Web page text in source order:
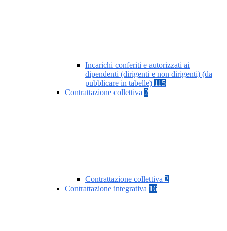
Incarichi conferiti e autorizzati ai
dipendenti (dirigenti e non dirigenti) (da
pubblicare in tabelle) 115
Contrattazione collettiva 2
Contrattazione collettiva 2
Contrattazione integrativa 16